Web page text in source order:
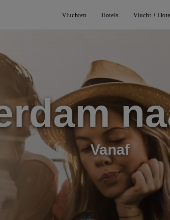
Vluchten Hotels Vlucht +
Vanaf